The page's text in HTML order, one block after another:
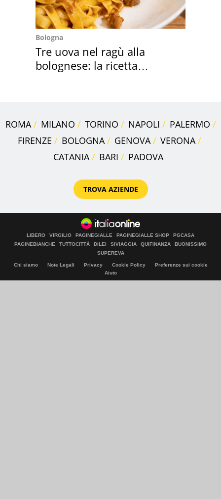
Bologna
Tre uova nel ragù alla
bolognese: la ricetta
ROMA MILANO TORINO NAPOLI
PALERMO
FIRENZE
BOLOGNA GENOVA
VERONA
CATANIA
BARI PADOVA
TROVA AZIENDE
LIBERO VIRGILIO PAGINEGIALLE PAGINEGIALLE SHOP
PGCASA
PAGINEBIANCHE
TUTTOCITTÀ DILEI SIVIAGGIA QUIFINANZA
BUONISSIMO
SUPEREVA
Chi siamo Note Legali Privacy Cookie Policy
Preferenze sui cookie
Aiuto